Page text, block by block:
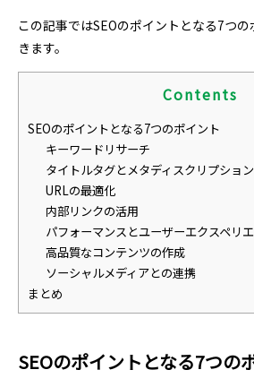
この記事ではSEOのポイントとなる7つ
きます。
Contents
SEOのポイントとなる7つのポイント
キーワードリサーチ
タイトルタグとメタディスクリプション
URLの最適化
内部リンクの活用
パフォーマンスとユーザーエクスペリ
高品質なコンテンツの作成
ソーシャルメディアとの連携
まとめ
SEOのポイントとなる7つの